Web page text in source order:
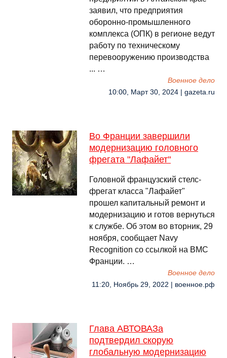
заявил, что предприятия
оборонно-промышленного
комплекса (ОПК) в регионе ведут
работу по техническому
перевооружению производства
... …
Военное дело
10:00, Март 30, 2024 | gazeta.ru
Во Франции завершили
модернизацию головного
фрегата "Лафайет"
Головной французский стелс-
фрегат класса "Лафайет"
прошел капитальный ремонт и
модернизацию и готов вернуться
к службе. Об этом во вторник, 29
ноября, сообщает Navy
Recognition со ссылкой на ВМС
Франции. …
Военное дело
11:20, Ноябрь 29, 2022 | военное.рф
Глава АВТОВАЗа
подтвердил скорую
глобальную модернизацию